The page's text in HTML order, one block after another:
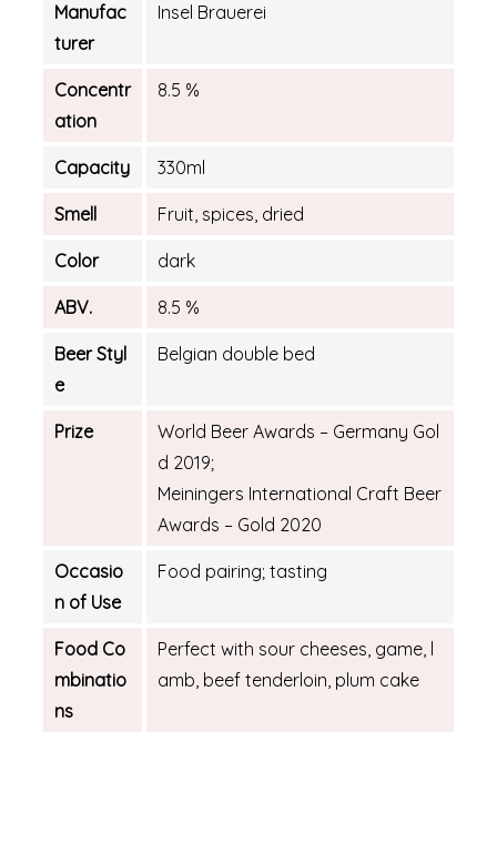
Manufac
turer
Insel Brauerei
Concentr
ation
8.5 %
Capacity 330ml
Smell Fruit, spices, dried
Color dark
ABV. 8.5 %
Beer Styl
e
Belgian double bed
Prize
World Beer Awards – Germany Gol
d 2019;
Meiningers International Craft Beer
Awards – Gold 2020
Occasio
n of Use
Food pairing; tasting
Food Co
mbinatio
ns
Perfect with sour cheeses, game, l
amb, beef tenderloin, plum cake